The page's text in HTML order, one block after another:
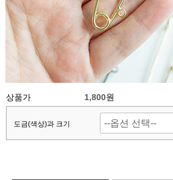
상품가 1,800원
도금(색상)과 크기